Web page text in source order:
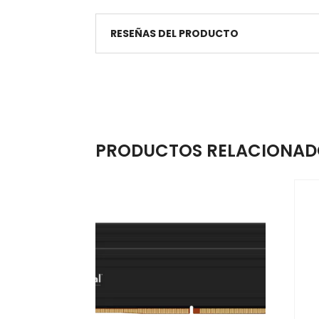
RESEÑAS DEL PRODUCTO
PRODUCTOS